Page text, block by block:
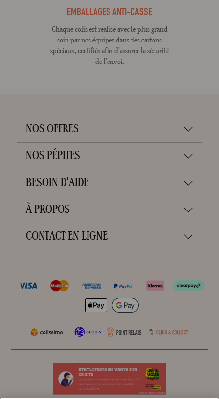
EMBALLAGES ANTI-CASSE
Chaque colis est réalisé avec le plus grand
soin par nos équipes dans des cartons
spéciaux, certifiés afin d’assurer la sécurité
de l’envoi.
NOS OFFRES
NOS PÉPITES
BESOIN D'AIDE
À PROPOS
CONTACT EN LIGNE